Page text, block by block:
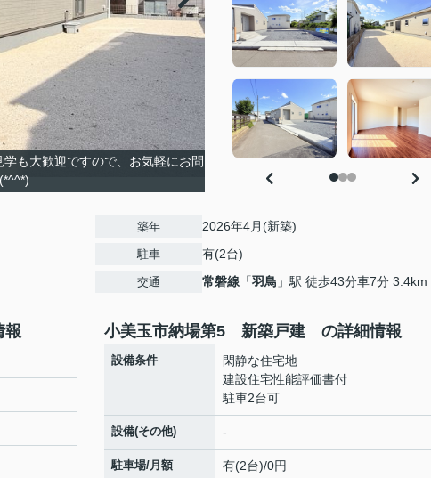
も大歓迎ですので、お気軽にお問
築年 2026年4月(新築)
駐車 有(2台)
交通 常磐線 「羽鳥 」駅 徒歩43分車7分 3.4km
報 小美玉市納場第5 新築戸建 の詳細情報
設備条件
閑静な住宅地
建設住宅性能評価書付
駐車2台可
設備(その他) -
駐車場/月額 有(2台)/0円